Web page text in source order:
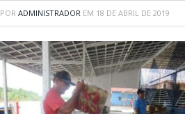
POR ADMINISTRADOR EM 18 DE ABRIL DE 2019